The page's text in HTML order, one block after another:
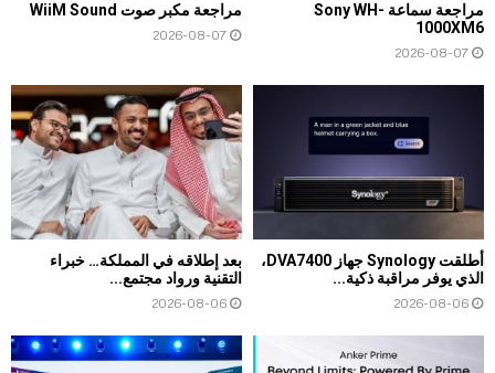
مراجعة سماعة Sony WH-
1000XM6
2026-08-07
مراجعة مكبر صوت WiiM Sound
2026-08-07
أطلقت Synology جهاز DVA7400،
الذي يوفر مراقبة ذكية...
2026-08-06
بعد إطلاقه في المملكة… خبراء
التقنية ورواد مجتمع...
2026-08-06